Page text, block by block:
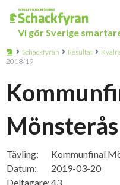
Vi gör Sverige
Schackfyran Resultat
2018/19
Tävling:
Kommunfinal
Datum:
2019-03-20
Deltagare:43